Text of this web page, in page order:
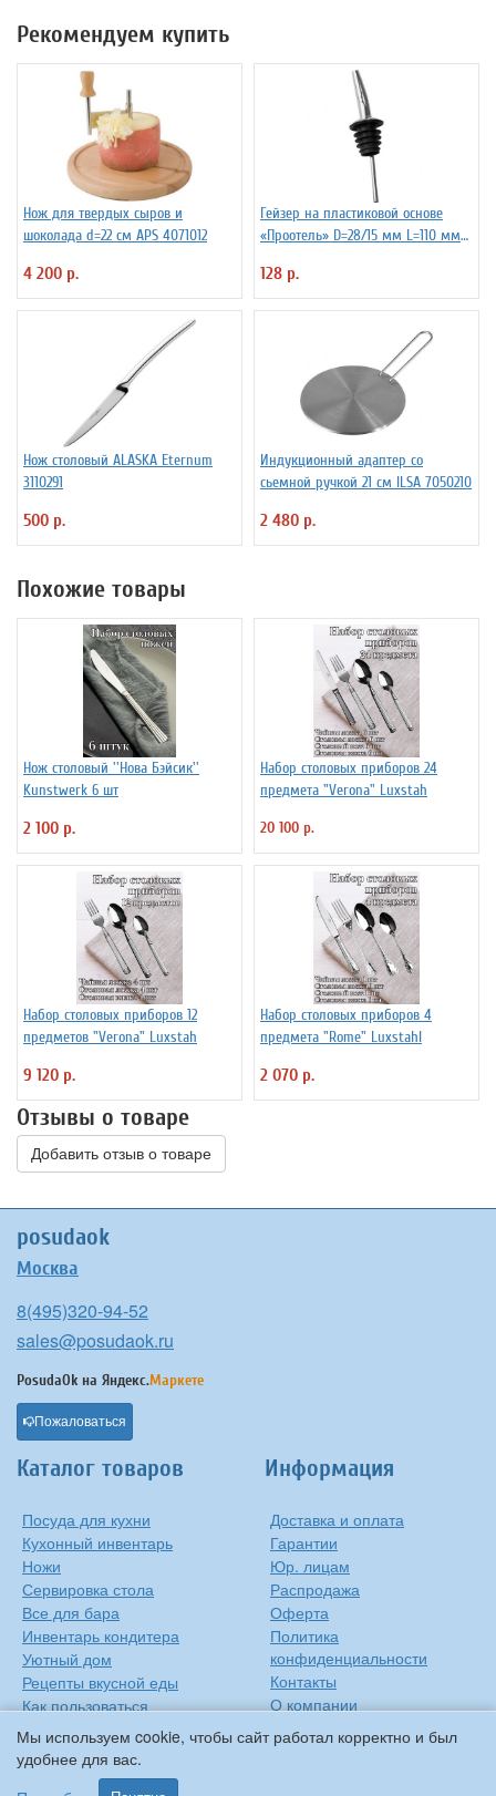
Мы используем cookie, чтобы сайт работал корректно и был
удобнее для вас.
Рекомендуем купить
Нож для твердых сыров и
шоколада d=22 см APS 4071012
4 200 р.
Гейзер на пластиковой основе
«Проотель» D=28/15 мм L=110 мм
128 р.
Нож столовый ALASKA Eternum
3110291
500 р.
Индукционный адаптер со
сьемной ручкой 21 см ILSA 7050210
2 480 р.
Похожие товары
Нож столовый ''Нова Бэйсик''
Kunstwerk 6 шт
2 100 р.
Набор столовых приборов 24
предмета "Verona" Luxstah
20 100 р.
Набор столовых приборов 12
предметов "Verona" Luxstah
9 120 р.
Набор столовых приборов 4
предмета "Rome" Luxstahl
2 070 р.
Отзывы о товаре
Добавить отзыв о товаре
posudaok
Москва
8(495)320-94-52
sales@posudaok.ru
PosudaOk на Яндекс.Маркете
Пожаловаться
Каталог товаров
Посуда для кухни
Кухонный инвентарь
Ножи
Сервировка стола
Все для бара
Инвентарь кондитера
Уютный дом
Рецепты вкусной еды
Как пользоваться
сковородкой
Информация
Доставка и оплата
Гарантии
Юр. лицам
Распродажа
Оферта
Политика
конфиденциальности
Контакты
О компании
Сиропы Monin
Виды барного стекла